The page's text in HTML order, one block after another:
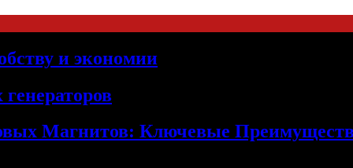
и экономии
Магнитов: Ключевые